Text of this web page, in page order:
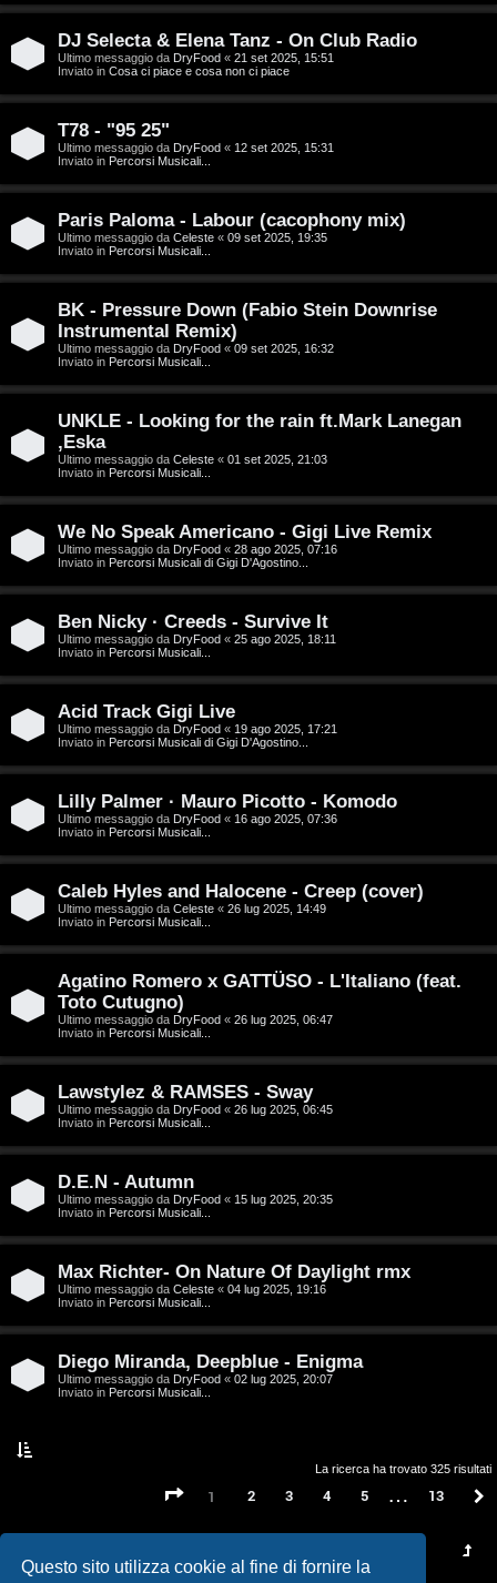
Questo sito utilizza cookie al fine di fornire la
A
r
g
o
m
e
n
t
i
a
t
t
v
i
C
e
r
c
a
F
A
Q
DJ Selecta & Elena Tanz - On Club Radio
Ultimo messaggio da DryFood « 21 set 2025, 15:51
Inviato in Cosa ci piace e cosa non ci piace
T78 - "95 25"
Ultimo messaggio da DryFood « 12 set 2025, 15:31
Inviato in Percorsi Musicali...
Paris Paloma - Labour (cacophony mix)
Ultimo messaggio da Celeste « 09 set 2025, 19:35
Inviato in Percorsi Musicali...
BK - Pressure Down (Fabio Stein Downrise
Instrumental Remix)
Ultimo messaggio da DryFood « 09 set 2025, 16:32
Inviato in Percorsi Musicali...
UNKLE - Looking for the rain ft.Mark Lanegan
,Eska
Ultimo messaggio da Celeste « 01 set 2025, 21:03
Inviato in Percorsi Musicali...
We No Speak Americano - Gigi Live Remix
Ultimo messaggio da DryFood « 28 ago 2025, 07:16
Inviato in Percorsi Musicali di Gigi D'Agostino...
Ben Nicky · Creeds - Survive It
Ultimo messaggio da DryFood « 25 ago 2025, 18:11
Inviato in Percorsi Musicali...
Acid Track Gigi Live
Ultimo messaggio da DryFood « 19 ago 2025, 17:21
Inviato in Percorsi Musicali di Gigi D'Agostino...
Lilly Palmer · Mauro Picotto - Komodo
Ultimo messaggio da DryFood « 16 ago 2025, 07:36
Inviato in Percorsi Musicali...
Caleb Hyles and Halocene - Creep (cover)
Ultimo messaggio da Celeste « 26 lug 2025, 14:49
Inviato in Percorsi Musicali...
Agatino Romero x GATTÜSO - L'Italiano (feat.
Toto Cutugno)
Ultimo messaggio da DryFood « 26 lug 2025, 06:47
Inviato in Percorsi Musicali...
Lawstylez & RAMSES - Sway
Ultimo messaggio da DryFood « 26 lug 2025, 06:45
Inviato in Percorsi Musicali...
D.E.N - Autumn
Ultimo messaggio da DryFood « 15 lug 2025, 20:35
Inviato in Percorsi Musicali...
Max Richter- On Nature Of Daylight rmx
Ultimo messaggio da Celeste « 04 lug 2025, 19:16
Inviato in Percorsi Musicali...
Diego Miranda, Deepblue - Enigma
Ultimo messaggio da DryFood « 02 lug 2025, 20:07
Inviato in Percorsi Musicali...
La ricerca ha trovato 325 risultati
Pagina di
1 2 3 4 5 … 13
o
i
n
T
o
u
r
u
s
c
a
:
C
D
/
V
i
n
i
l
i
/
D
g
i
t
a
S
t
o
r
e
:
G